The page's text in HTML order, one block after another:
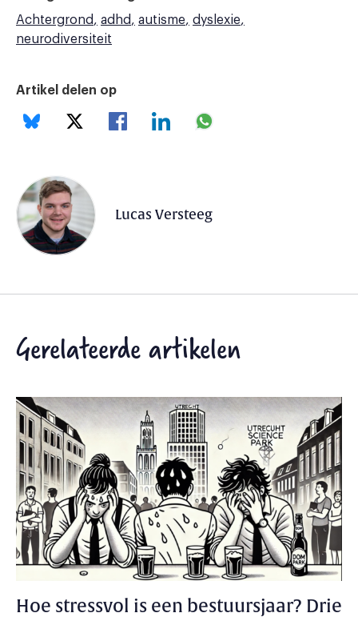
Achtergrond
adhd autisme
dyslexie
neurodiversiteit
Artikel delen op
Lucas Versteeg
Gerelateerde artikelen
Hoe stressvol is een bestuursjaar? Drie